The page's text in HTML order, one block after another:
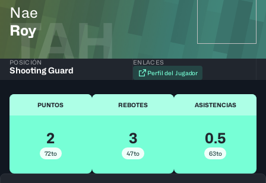
Nae
Roy
TAH
POSICIÓN
Shooting Guard
ENLACES
Perfil del Jugador
PUNTOS
2
72to
REBOTES
3
47to
ASISTENCIAS
0.5
63to